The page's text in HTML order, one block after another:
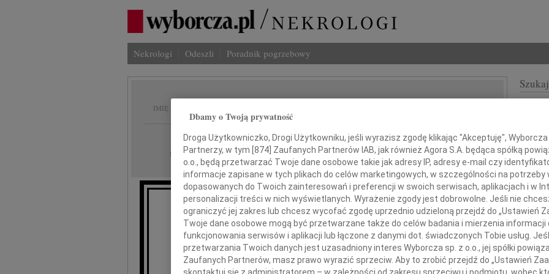
Nekrologi Odeszli Poradnik pogrzebowy
IMIĘ I NAZWISKO: Grzegorz Mroczkowski
REGION: Warszawa
DATA EMISJI: 13.08.2010
Z wielkim żalem i smutkiem przyjęliśmy wiadomość
o śmierci naszego Kolegi
Grzegorza Mroczkowskiego
INNE
Z
W
Dbamy o Twoją prywatność
Droga Użytkowniczko, Drogi Użytkowniku, jeśli wyrazisz zgodę klikając "Akceptuję",
Partnerzy, w tym [ 874 ] Zaufanych Partnerów IAB, jak również Agora S.A. będąca spółką
o.o., będą przetwarzać Twoje dane osobowe takie jak adresy IP, adresy e-mail czy
informacje zapisane w tych plikach do celów marketingowych, w szczególności na potrzeby
dopasowanych do Twoich zainteresowań i preferencji w swoich serwisach, aplikacjach i w
personalizacji treści w nich wyświetlanych. Wyrażenie zgody jest dobrowolne. Jeśli nie
ograniczyć jej zakres lub chcesz wycofać zgodę uprzednio udzieloną przejdź do „Ustawień
Twoje dane osobowe mogą być przetwarzane także do celów badania i mierzenia
funkcjonowania serwisów i aplikacji lub łączone z danymi dot. świadczonych Tobie usług.
przetwarzania Twoich danych jest uzasadniony interes Wyborcza sp. z o.o., jej spółki
Zaufanych Partnerów, masz prawo wyrazić sprzeciw. Aby to zrobić przejdź do „Ustawień